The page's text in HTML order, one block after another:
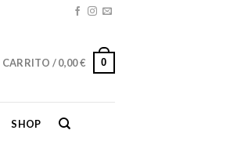
CARRITO /0,00€ 0
SHOP